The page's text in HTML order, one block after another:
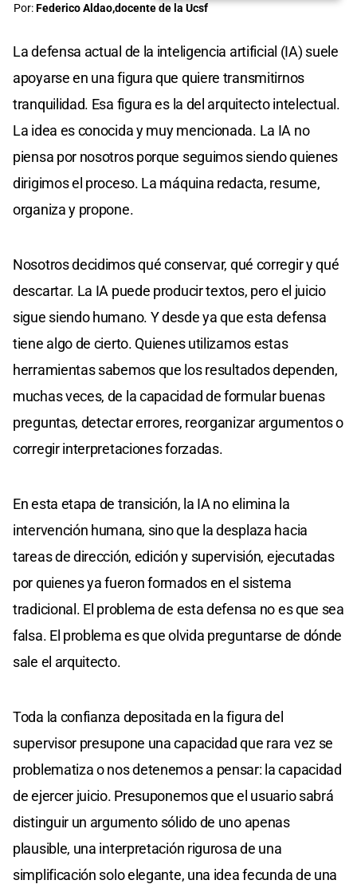
Por:Federico Aldao,docente de la Ucsf
La defensa actual de la inteligencia artificial (IA) suele
apoyarse en una figura que quiere transmitirnos
tranquilidad. Esa figura es la del arquitecto intelectual.
La idea es conocida y muy mencionada. La IA no
piensa por nosotros porque seguimos siendo quienes
dirigimos el proceso. La máquina redacta, resume,
organiza y propone.
Nosotros decidimos qué conservar, qué corregir y qué
descartar. La IA puede producir textos, pero el juicio
sigue siendo humano. Y desde ya que esta defensa
tiene algo de cierto. Quienes utilizamos estas
herramientas sabemos que los resultados dependen,
muchas veces, de la capacidad de formular buenas
preguntas, detectar errores, reorganizar argumentos o
corregir interpretaciones forzadas.
En esta etapa de transición, la IA no elimina la
intervención humana, sino que la desplaza hacia
tareas de dirección, edición y supervisión, ejecutadas
por quienes ya fueron formados en el sistema
tradicional. El problema de esta defensa no es que sea
falsa. El problema es que olvida preguntarse de dónde
sale el arquitecto.
Toda la confianza depositada en la figura del
supervisor presupone una capacidad que rara vez se
problematiza o nos detenemos a pensar: la capacidad
de ejercer juicio. Presuponemos que el usuario sabrá
distinguir un argumento sólido de uno apenas
plausible, una interpretación rigurosa de una
simplificación solo elegante, una idea fecunda de una